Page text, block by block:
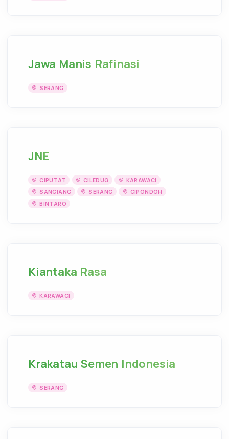
Jawa Manis Rafinasi
SERANG
JNE
CIPUTAT CILEDUG
KARAWACI
SANGIANG
SERANG
CIPONDOH
BINTARO
Kiantaka Rasa
KARAWACI
Krakatau Semen Indonesia
SERANG